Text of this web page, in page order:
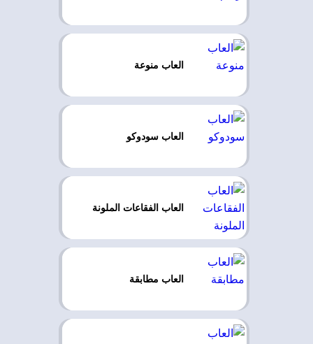
العاب منوعة
العاب سودوكو
العاب الفقاعات الملونة
العاب مطابقة